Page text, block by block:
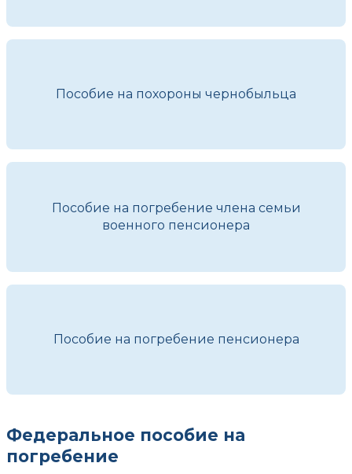
Пособие на похороны чернобыльца
Пособие на погребение члена семьи
военного пенсионера
Пособие на погребение пенсионера
Федеральное пособие на
погребение